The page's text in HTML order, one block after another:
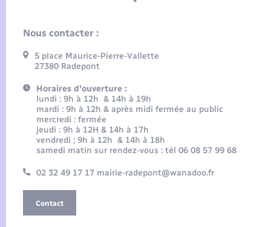
Nous contacter :
5 place Maurice-Pierre-Vallette
27380 Radepont
Horaires d'ouverture :
lundi : 9h à 12h & 14h à 19h
mardi : 9h à 12h & après midi fermée au public
mercredi : fermée
jeudi : 9h à 12H & 14h à 17h
vendredi ; 9h à 12h & 14h à 18h
samedi matin sur rendez-vous : tél 06 08 57 99 68
02 32 49 17 17 mairie-radepont@wanadoo.fr
Contact